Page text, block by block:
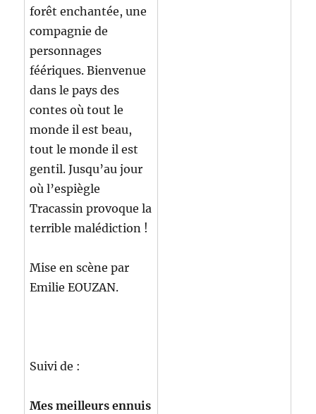
forêt enchantée, une
compagnie de
personnages
féériques. Bienvenue
dans le pays des
contes où tout le
monde il est beau,
tout le monde il est
gentil. Jusqu’au jour
où l’espiègle
Tracassin provoque la
terrible malédiction !
Mise en scène par
Emilie EOUZAN.
Suivi de :
Mes meilleurs ennuis